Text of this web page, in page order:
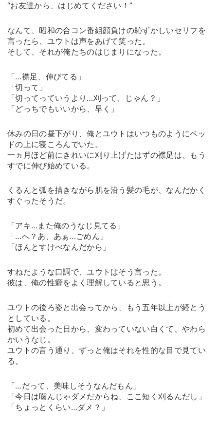
“お友達から、はじめてください！”
なんて、昭和の合コン番組顔負けの恥ずかしいセリフを
言ったら、ユウトは声をあげて笑った。
そして、それが俺たちのはじまりになった。
「…襟足、伸びてる」
「切って」
「切ってっていうより…刈って、じゃん？」
「どっちでもいいから、早く」
休みの日の昼下がり、俺とユウトはいつものようにベッ
ドの上に寝ころんでいた。
一ヵ月ほど前にきれいに刈り上げたはずの襟足は、もう
すでに伸び始めている。
くるんと弧を描きながら肌を沿う髪の毛が、なんだかく
すぐったそうだ。
「アキ…また俺のうなじ見てる」
「…へ？あ、あぁ…ごめん」
「ほんとすけべなんだから」
すねたような口調で、ユウトはそう言った。
彼は、俺の性癖をよく理解していると思う。
ユウトの後ろ姿と出会ってから、もう五年以上が経とう
としている。
初めて出会った日から、変わっていない白くて、やわら
かいうなじ。
ユウトの言う通り、ずっと俺はそれを性的な目で見てい
る。
「…だって、美味しそうなんだもん」
「今日は噛んじゃダメだからね、ここ短く刈るんだし」
「ちょっとくらい…ダメ？」